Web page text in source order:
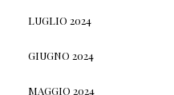
LUGLIO 2024
GIUGNO 2024
MAGGIO 2024